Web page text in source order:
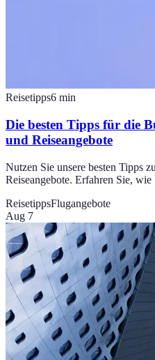
Reisetipps6 min
Die besten Tipps für die
und Reiseangebote
Nutzen Sie unsere besten Tipps
Reiseangebote. Erfahren Sie,
ReisetippsFlugangebote
Aug 7